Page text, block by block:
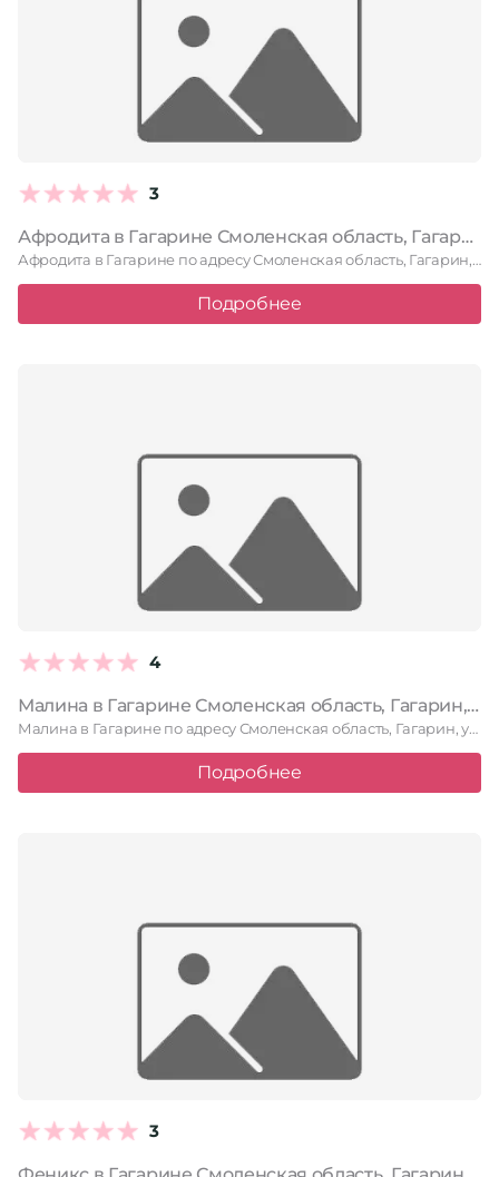
3
Афродита в Гагарине Смоленская область, Гагарин, улица Гагарина, 80а
Афродита в Гагарине по адресу Смоленская область, Гагарин, улица Гагарина, …
Подробнее
4
Малина в Гагарине Смоленская область, Гагарин, улица Петра Алексеева, 11
Малина в Гагарине по адресу Смоленская область, Гагарин, улица Петра …
Подробнее
3